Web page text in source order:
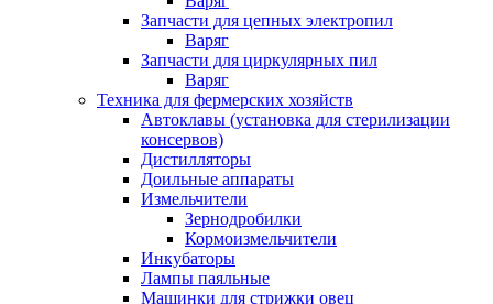
Запчасти для цепных электропил
Варяг
Запчасти для циркулярных пил
Варяг
Техника для фермерских хозяйств
Автоклавы (установка для стерилизации
консервов)
Дистилляторы
Доильные аппараты
Измельчители
Зернодробилки
Кормоизмельчители
Инкубаторы
Лампы паяльные
Машинки для стрижки овец